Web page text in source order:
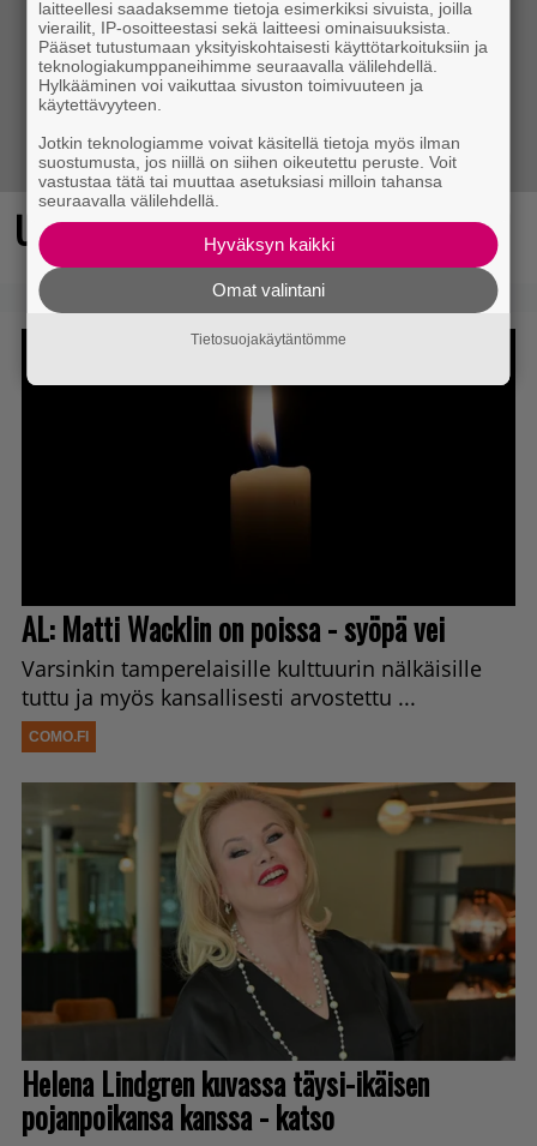
Ubisosoftin hittipeli saapui Steamiin
laitteellesi saadaksemme tietoja esimerkiksi sivuista, joilla
vierailit, IP-osoitteestasi sekä laitteesi ominaisuuksista.
Pääset tutustumaan yksityiskohtaisesti käyttötarkoituksiin ja
teknologiakumppaneihimme seuraavalla välilehdellä.
Hylkääminen voi vaikuttaa sivuston toimivuuteen ja
käytettävyyteen.
Jotkin teknologiamme voivat käsitellä tietoja myös ilman
suostumusta, jos niillä on siihen oikeutettu peruste. Voit
vastustaa tätä tai muuttaa asetuksiasi milloin tahansa
seuraavalla välilehdellä.
Hyväksyn kaikki
Omat valintani
Tietosuojakäytäntömme